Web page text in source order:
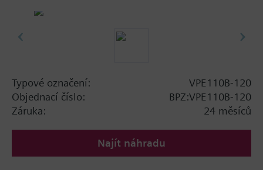
heating zones like self-contained heating
Additional info
Suitable media: Water (to VDI 2035), water with
anti-freeze.
The valves can be operated with Siemens actuators
type SSA.. / STA..
Typové označení:
VPE110B-120
Objednací číslo:
BPZ:VPE110B-120
Záruka:
24 měsíců
Najít náhradu